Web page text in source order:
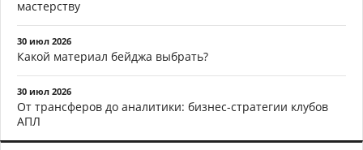
мастерству
30 июл 2026
Какой материал бейджа выбрать?
30 июл 2026
От трансферов до аналитики: бизнес-стратегии клубов
АПЛ